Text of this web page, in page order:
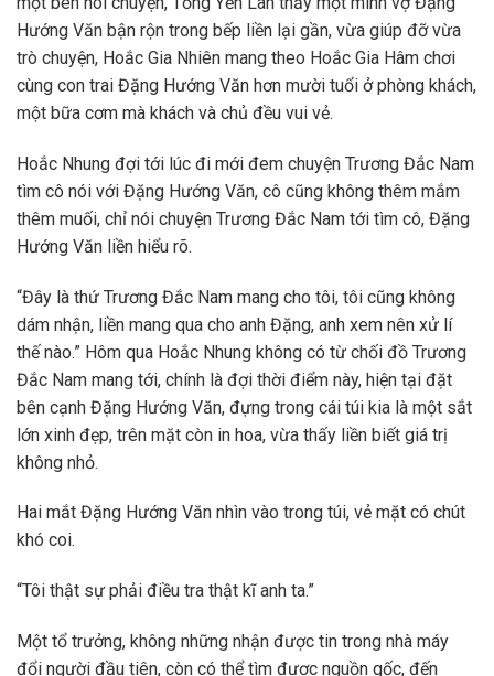
Hướng Văn bận rộn trong bếp liền lại gần, vừa giúp đỡ vừa
trò chuyện, Hoắc Gia Nhiên mang theo Hoắc Gia Hâm chơi
cùng con trai Đặng Hướng Văn hơn mười tuổi ở phòng khách,
một bữa cơm mà khách và chủ đều vui vẻ.
Hoắc Nhung đợi tới lúc đi mới đem chuyện Trương Đắc Nam
tìm cô nói với Đặng Hướng Văn, cô cũng không thêm mắm
thêm muối, chỉ nói chuyện Trương Đắc Nam tới tìm cô, Đặng
Hướng Văn liền hiểu rõ.
“Đây là thứ Trương Đắc Nam mang cho tôi, tôi cũng không
dám nhận, liền mang qua cho anh Đặng, anh xem nên xử lí
thế nào.” Hôm qua Hoắc Nhung không có từ chối đồ Trương
Đắc Nam mang tới, chính là đợi thời điểm này, hiện tại đặt
bên cạnh Đặng Hướng Văn, đựng trong cái túi kia là một sắt
lớn xinh đẹp, trên mặt còn in hoa, vừa thấy liền biết giá trị
không nhỏ.
Hai mắt Đặng Hướng Văn nhìn vào trong túi, vẻ mặt có chút
khó coi.
“Tôi thật sự phải điều tra thật kĩ anh ta.”
Một tổ trưởng, không những nhận được tin trong nhà máy
đổi người đầu tiên, còn có thể tìm được nguồn gốc, đến